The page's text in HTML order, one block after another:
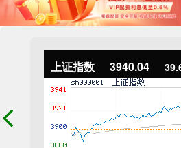
上证指数 3940.04